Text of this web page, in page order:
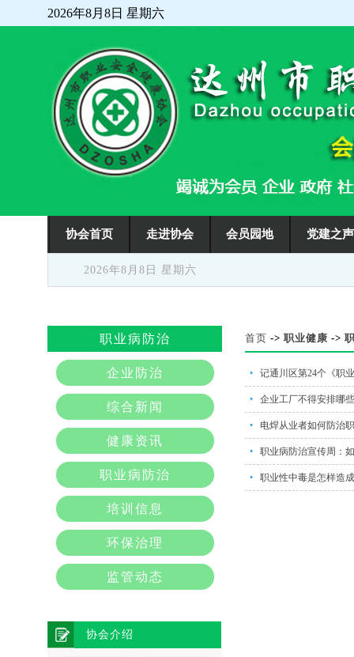
2026年8月8日 星期六
协会首页 走进协会 会员园地 党建之声
2026年8月8日 星期六
职业病防治
企业防治
综合新闻
健康资讯
职业病防治
培训信息
环保治理
监管动态
协会介绍
首页 -> 职业健康 ->
• 记通川区第24个《职
• 企业工厂不得安排哪
• 电焊从业者如何防治
• 职业病防治宣传周：
• 职业性中毒是怎样造